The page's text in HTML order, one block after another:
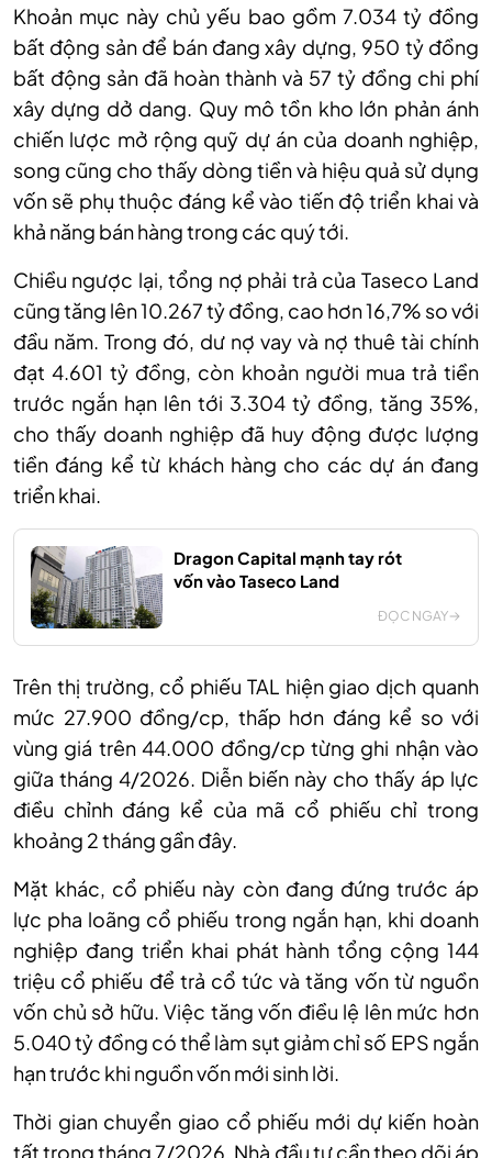
Khoản mục này chủ yếu bao gồm 7.034 tỷ đồng
bất động sản để bán đang xây dựng, 950 tỷ đồng
bất động sản đã hoàn thành và 57 tỷ đồng chi phí
xây dựng dở dang. Quy mô tồn kho lớn phản ánh
chiến lược mở rộng quỹ dự án của doanh nghiệp,
song cũng cho thấy dòng tiền và hiệu quả sử dụng
vốn sẽ phụ thuộc đáng kể vào tiến độ triển khai và
khả năng bán hàng trong các quý tới.
Chiều ngược lại, tổng nợ phải trả của Taseco Land
cũng tăng lên 10.267 tỷ đồng, cao hơn 16,7% so với
đầu năm. Trong đó, dư nợ vay và nợ thuê tài chính
đạt 4.601 tỷ đồng, còn khoản người mua trả tiền
trước ngắn hạn lên tới 3.304 tỷ đồng, tăng 35%,
cho thấy doanh nghiệp đã huy động được lượng
tiền đáng kể từ khách hàng cho các dự án đang
triển khai.
Dragon Capital mạnh tay rót
vốn vào Taseco Land
ĐỌC NGAY
Trên thị trường, cổ phiếu TAL hiện giao dịch quanh
mức 27.900 đồng/cp, thấp hơn đáng kể so với
vùng giá trên 44.000 đồng/cp từng ghi nhận vào
giữa tháng 4/2026. Diễn biến này cho thấy áp lực
điều chỉnh đáng kể của mã cổ phiếu chỉ trong
khoảng 2 tháng gần đây.
Mặt khác, cổ phiếu này còn đang đứng trước áp
lực pha loãng cổ phiếu trong ngắn hạn, khi doanh
nghiệp đang triển khai phát hành tổng cộng 144
triệu cổ phiếu để trả cổ tức và tăng vốn từ nguồn
vốn chủ sở hữu. Việc tăng vốn điều lệ lên mức hơn
5.040 tỷ đồng có thể làm sụt giảm chỉ số EPS ngắn
hạn trước khi nguồn vốn mới sinh lời.
Thời gian chuyển giao cổ phiếu mới dự kiến hoàn
tất trong tháng 7/2026. Nhà đầu tư cần theo dõi áp